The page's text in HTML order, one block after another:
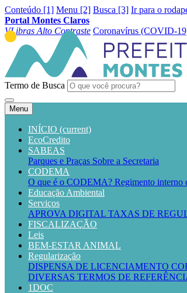
Conteúdo [1] Menu [2] Busca [3] Ir para o
Portal Montes Claros
VLibras Alto Contraste Coronavírus (COVID-
Termo de Busca
Menu
INÍCIO (current)
EcoCredito
SABEAS
Parques e Praças Sobre a Secretaria
CODEMA
O que é o CODEMA? Regimento
Educação Ambiental
Serviços
APROVA DIGITAL TAXAS DE
FISCALIZAÇÃO
Leis
BEM-ESTAR ANIMAL
Regularização
DISPENSA DE LICENCIAMENTO
DIVERSAS TERMOS DE
1DOC